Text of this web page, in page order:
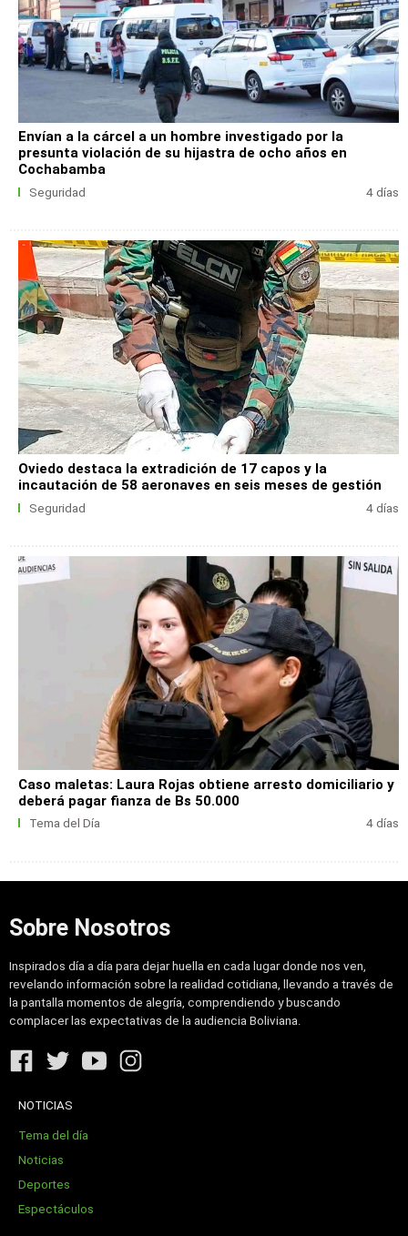
Envían a la cárcel a un hombre investigado por la
presunta violación de su hijastra de ocho años en
Cochabamba
Seguridad 4 días
Oviedo destaca la extradición de 17 capos y la
incautación de 58 aeronaves en seis meses de gestión
Seguridad 4 días
Caso maletas: Laura Rojas obtiene arresto domiciliario y
deberá pagar fianza de Bs 50.000
Tema del Día 4 días
Sobre Nosotros
Inspirados día a día para dejar huella en cada lugar donde nos ven,
revelando información sobre la realidad cotidiana, llevando a través de
la pantalla momentos de alegría, comprendiendo y buscando
complacer las expectativas de la audiencia Boliviana.
NOTICIAS
Tema del día
Noticias
Deportes
Espectáculos